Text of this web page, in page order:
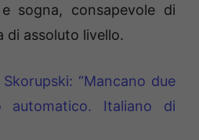
sogna, consapevole di
di assoluto livello.
Skorupski: “Mancano due
Italiano di